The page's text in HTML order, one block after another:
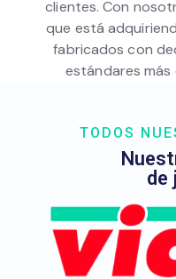
clientes. Con
que está
fabricados con
estándares más
TODOS
de